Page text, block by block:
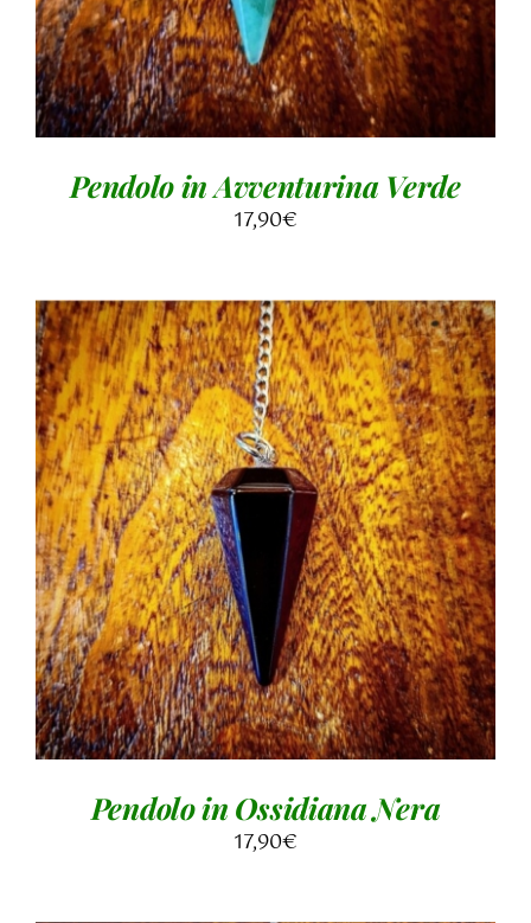
Pendolo in Avventurina Verde
17,90€
AGGIUNGI AL CARRELLO / DETTAGLI
Pendolo in Ossidiana Nera
17,90€